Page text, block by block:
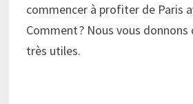
commencer à profiter de Paris
Comment ? Nous vous donnons
très utiles.